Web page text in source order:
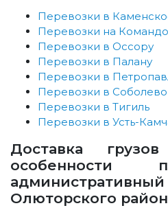
Перевозки в
Перевозки на
Перевозки в Оссору
Перевозки в Палану
Перевозки в
Перевозки в Соболево
Перевозки в Тигиль
Перевозки в Усть-
Доставка
особенности
Олюторского